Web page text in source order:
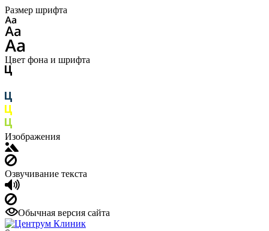
Размер шрифта
Цвет фона и шрифта
Изображения
Озвучивание текста
Обычная версия сайта